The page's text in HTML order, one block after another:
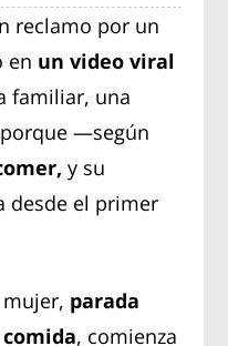
reclamo por un
en un video viral
familiar, una
—según
y su
desde el primer
parada
, comienza